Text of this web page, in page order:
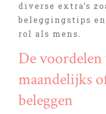
diverse extra’s
beleggingstips
rol als mens.
De voordelen
maandelijks
beleggen